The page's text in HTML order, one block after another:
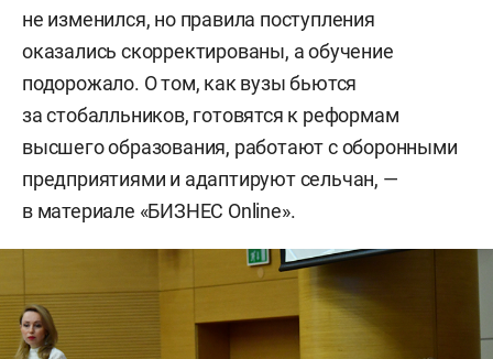
не изменился, но правила поступления
оказались скорректированы, а обучение
подорожало. О том, как вузы бьются
за стобалльников, готовятся к реформам
высшего образования, работают с оборонными
предприятиями и адаптируют сельчан, —
в материале «БИЗНЕС Online».